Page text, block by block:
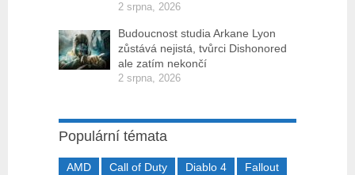
2 srpna, 2026
Budoucnost studia Arkane Lyon
zůstává nejistá, tvůrci Dishonored
ale zatím nekončí
2 srpna, 2026
Populární témata
AMD Call of Duty Diablo 4
Fallout